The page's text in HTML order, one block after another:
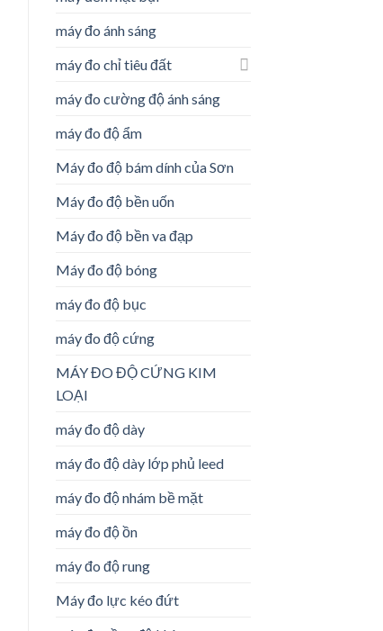
máy đo ánh sáng
máy đo chỉ tiêu đất
máy đo cường độ ánh sáng
máy đo độ ẩm
Máy đo độ bám dính của Sơn
Máy đo độ bền uốn
Máy đo độ bền va đạp
Máy đo độ bóng
máy đo độ bục
máy đo độ cứng
MÁY ĐO ĐỘ CỨNG KIM
LOẠI
máy đo độ dày
máy đo độ dày lớp phủ leed
máy đo độ nhám bề mặt
máy đo độ ồn
máy đo độ rung
Máy đo lực kéo đứt